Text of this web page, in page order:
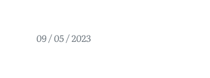
09 / 05 / 2023